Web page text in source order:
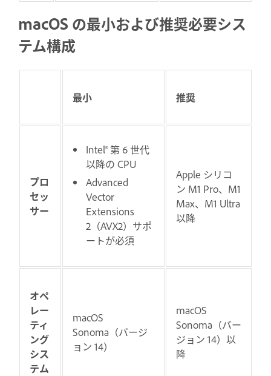
macOS の最小および推奨必要シス
テム構成
最小 推奨
プロ
セッ
サー
Intel® 第 6 世代
以降の CPU
Advanced
Vector
Extensions
2（AVX2）サポ
ートが必須
Apple シリコ
ン M1 Pro、M1
Max、M1 Ultra
以降
オペ
レー
ティ
ング
シス
テム
macOS
Sonoma（バージ
ョン 14）
macOS
Sonoma（バー
ジョン 14）以
降